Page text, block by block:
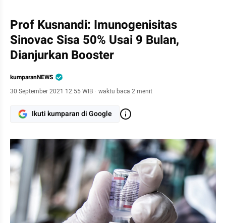
Prof Kusnandi: Imunogenisitas
Sinovac Sisa 50% Usai 9 Bulan,
Dianjurkan Booster
kumparanNEWS
30 September 2021 12:55 WIB · waktu baca 2 menit
Ikuti kumparan di Google